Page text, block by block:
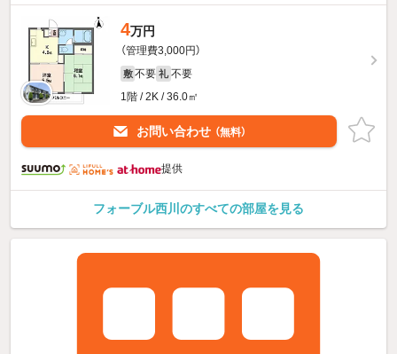
4万円
（管理費3,000円）
敷 不要 礼 不要
1階 / 2K / 36.0㎡
お問い合わせ （無料）
提供
フォーブル西川のすべての部屋を見る